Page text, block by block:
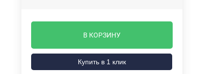
В КОРЗИНУ
Купить в 1 клик